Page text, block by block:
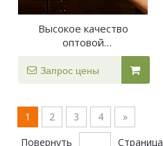
Высокое качество
оптовой
металлизированной
глянцевой золотой
Запрос цены
1 2 3 4
»
Повернуть
Страница